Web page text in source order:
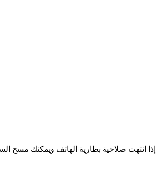
انتهت صلاحية بطارية الهاتف ويمكنك مسح